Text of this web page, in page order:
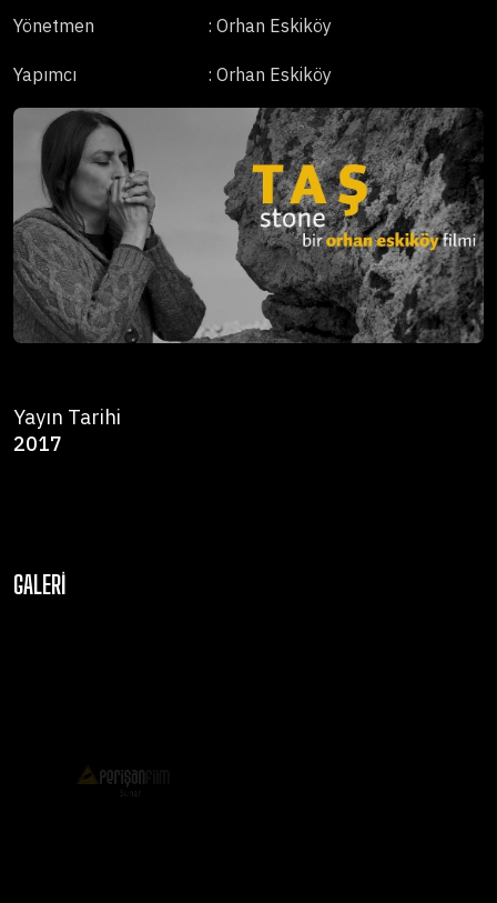
Yönetmen : Orhan Eskiköy
Yapımcı : Orhan Eskiköy
Yayın Tarihi
2017
GALERI